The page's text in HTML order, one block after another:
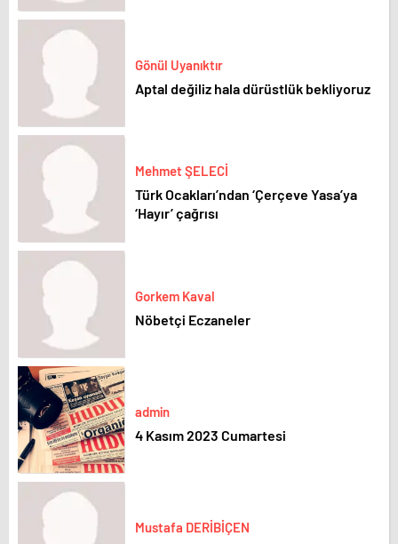
Gönül Uyanıktır
Aptal değiliz hala dürüstlük bekliyoruz
Mehmet ŞELECİ
Türk Ocakları’ndan ‘Çerçeve Yasa’ya
‘Hayır’ çağrısı
Gorkem Kaval
Nöbetçi Eczaneler
admin
4 Kasım 2023 Cumartesi
Mustafa DERİBİÇEN